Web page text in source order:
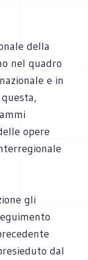
della
nel quadro
e in
opere
gli
dal